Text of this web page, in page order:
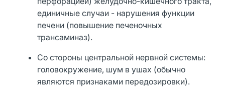
единичные случаи - нарушения функции
печени (повышение печеночных
трансаминаз).
Со стороны центральной нервной системы:
головокружение, шум в ушах (обычно
являются признаками передозировки).